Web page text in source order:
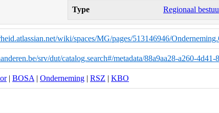
Type Regionaal
wiki/spaces/MG/pages/513146946/
srv/dut/catalog.search#/metadata/88a9aa28-a260-4d41-
| BOSA | Onderneming | RSZ | KBO